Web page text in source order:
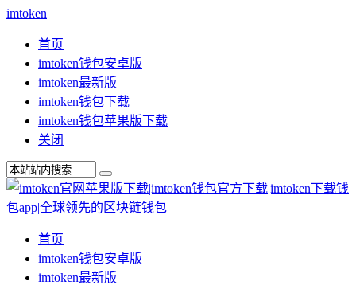
imtoken
首页
imtoken钱包安卓版
imtoken最新版
imtoken钱包下载
imtoken钱包苹果版下载
关闭
首页
imtoken钱包安卓版
imtoken最新版